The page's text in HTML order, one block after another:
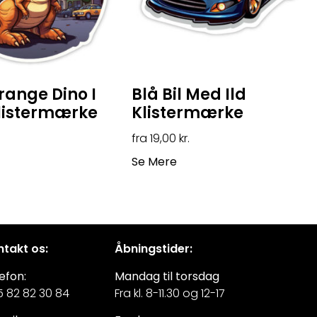
Dino I
Blå Bil Med Ild
Klistermærke
19,00 kr.
Se Mere
os:
82 82 30 84
Åbningstider:
Mandag til torsdag
Fra kl. 8-11.30 og 12-17